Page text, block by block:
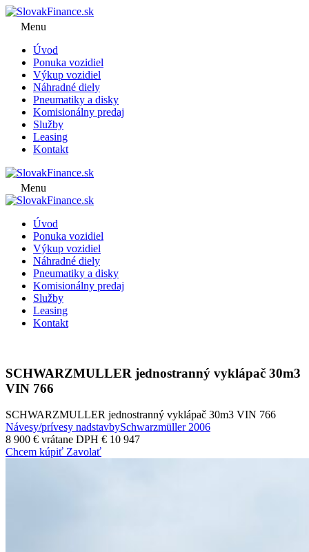
Menu
Úvod
Ponuka vozidiel
Výkup vozidiel
Náhradné diely
Pneumatiky a disky
Komisionálny predaj
Služby
Leasing
Kontakt
Menu
Úvod
Ponuka vozidiel
Výkup vozidiel
Náhradné diely
Pneumatiky a disky
Komisionálny predaj
Služby
Leasing
Kontakt
SCHWARZMULLER jednostranný vyklápač 30m3
VIN 766
SCHWARZMULLER jednostranný vyklápač 30m3 VIN 766
Návesy/prívesy nadstavbySchwarzmüller2006
8 900 € vrátane DPH € 10 947
Chcem kúpiť Zavolať